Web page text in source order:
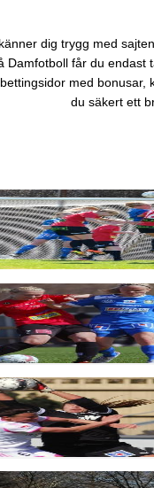
dig trygg med
Damfotboll får du
med
du säkert ett
– QBIK